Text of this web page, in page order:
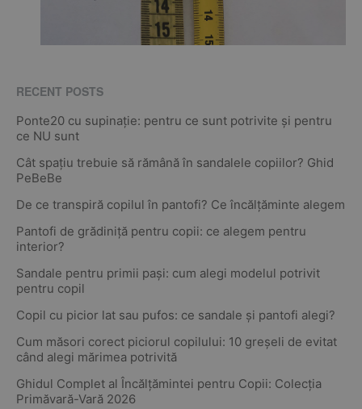
RECENT POSTS
Ponte20 cu supinație: pentru ce sunt potrivite și pentru
ce NU sunt
Cât spațiu trebuie să rămână în sandalele copiilor? Ghid
PeBeBe
De ce transpiră copilul în pantofi? Ce încălțăminte alegem
Pantofi de grădiniță pentru copii: ce alegem pentru
interior?
Sandale pentru primii pași: cum alegi modelul potrivit
pentru copil
Copil cu picior lat sau pufos: ce sandale și pantofi alegi?
Cum măsori corect piciorul copilului: 10 greșeli de evitat
când alegi mărimea potrivită
Ghidul Complet al Încălțămintei pentru Copii: Colecția
Primăvară-Vară 2026